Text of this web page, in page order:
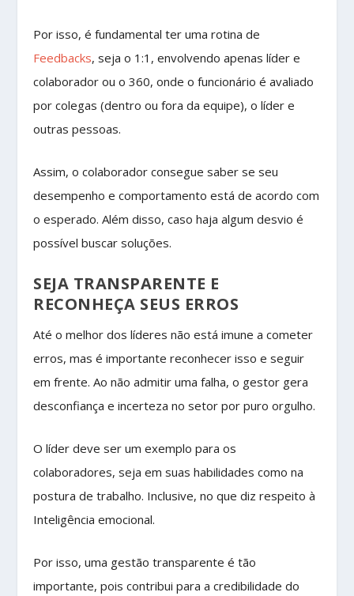
Por isso, é fundamental ter uma rotina de
Feedbacks, seja o 1:1, envolvendo apenas líder e
colaborador ou o 360, onde o funcionário é avaliado
por colegas (dentro ou fora da equipe), o líder e
outras pessoas.
Assim, o colaborador consegue saber se seu
desempenho e comportamento está de acordo com
o esperado. Além disso, caso haja algum desvio é
possível buscar soluções.
SEJA TRANSPARENTE E
RECONHEÇA SEUS ERROS
Até o melhor dos líderes não está imune a cometer
erros, mas é importante reconhecer isso e seguir
em frente. Ao não admitir uma falha, o gestor gera
desconfiança e incerteza no setor por puro orgulho.
O líder deve ser um exemplo para os
colaboradores, seja em suas habilidades como na
postura de trabalho. Inclusive, no que diz respeito à
Inteligência emocional.
Por isso, uma gestão transparente é tão
importante, pois contribui para a credibilidade do